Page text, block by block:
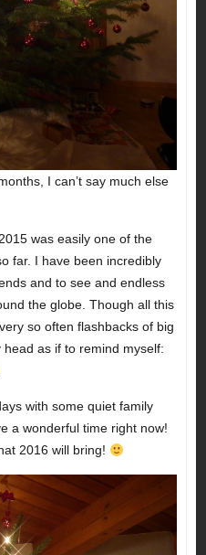
I can’t say much else
was easily one of the
far. I have been incredibly
and to see and endless
the globe. Though all this
so often flashbacks of big
as if to remind myself:
with some quiet family
a wonderful time right now!
2016 will bring!